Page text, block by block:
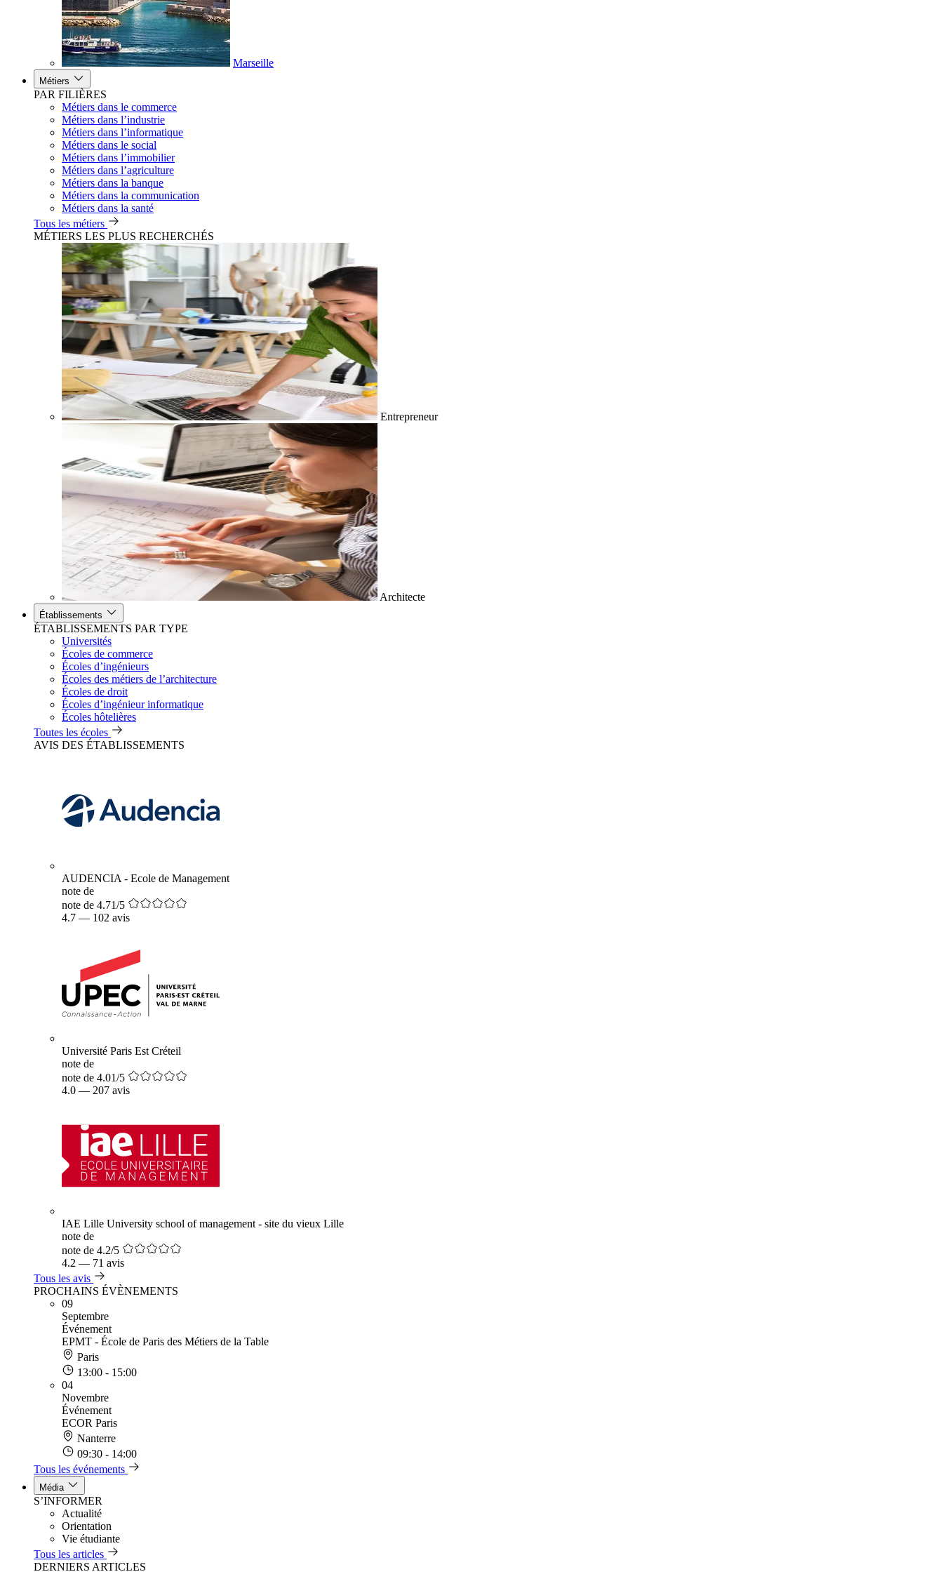
Marseille
Métiers
PAR FILIÈRES
Métiers dans le commerce
Métiers dans l’industrie
Métiers dans l’informatique
Métiers dans le social
Métiers dans l’immobilier
Métiers dans l’agriculture
Métiers dans la banque
Métiers dans la communication
Métiers dans la santé
Tous les métiers
MÉTIERS LES PLUS RECHERCHÉS
Entrepreneur
Architecte
Établissements
ÉTABLISSEMENTS PAR TYPE
Universités
Écoles de commerce
Écoles d’ingénieurs
Écoles des métiers de l’architecture
Écoles de droit
Écoles d’ingénieur informatique
Écoles hôtelières
Toutes les écoles
AVIS DES ÉTABLISSEMENTS
AUDENCIA - Ecole de Management
note de
note de 4.71/5
4.7 — 102 avis
Université Paris Est Créteil
note de
note de 4.01/5
4.0 — 207 avis
IAE Lille University school of management - site du vieux Lille
note de
note de 4.2/5
4.2 — 71 avis
Tous les avis
PROCHAINS ÉVÈNEMENTS
09
Septembre
Événement
EPMT - École de Paris des Métiers de la Table
Paris
13:00 - 15:00
04
Novembre
Événement
ECOR Paris
Nanterre
09:30 - 14:00
Tous les événements
Média
S’INFORMER
Actualité
Orientation
Vie étudiante
Tous les articles
DERNIERS ARTICLES